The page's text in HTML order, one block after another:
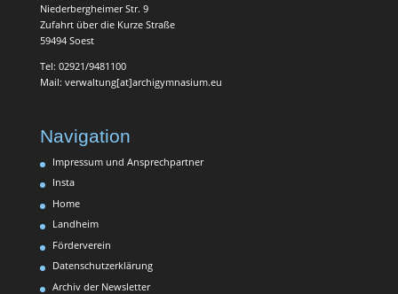
Niederbergheimer Str. 9
Zufahrt über die Kurze Straße
59494 Soest
Tel: 02921/9481100
Mail: verwaltung[at]archigymnasium.eu
Navigation
Impressum und Ansprechpartner
Insta
Home
Landheim
Förderverein
Datenschutzerklärung
Archiv der Newsletter